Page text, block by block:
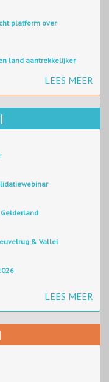
platform over
land aantrekkelijker
LEES MEER
& Vallei
LEES MEER